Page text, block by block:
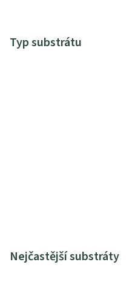
Typ substrátu
Nejčastější substráty